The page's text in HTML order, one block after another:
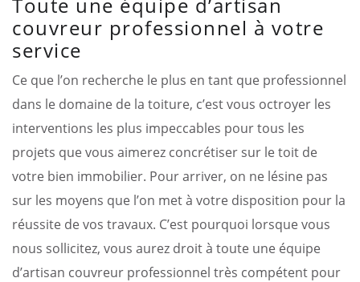
couvreur professionnel à votre
service
Ce que l’on recherche le plus en tant que professionnel
dans le domaine de la toiture, c’est vous octroyer les
interventions les plus impeccables pour tous les
projets que vous aimerez concrétiser sur le toit de
votre bien immobilier. Pour arriver, on ne lésine pas
sur les moyens que l’on met à votre disposition pour la
réussite de vos travaux. C’est pourquoi lorsque vous
nous sollicitez, vous aurez droit à toute une équipe
d’artisan couvreur professionnel très compétent pour